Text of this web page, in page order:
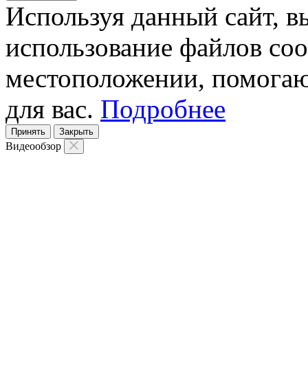
Используя данный сайт,
использование файлов
местоположении,
для вас. Подробнее
Принять Закрыть
Видеообзор